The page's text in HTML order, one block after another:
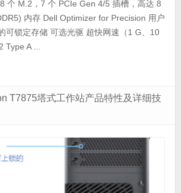
个 M.2，7 个 PCIe Gen 4/5 插槽，高达 8
内存 Dell Optimizer for Precision 用户
可锁定存储 可选光驱 超快网速（1 G、10
A ...
T7875塔式工作站产品特性及详细技